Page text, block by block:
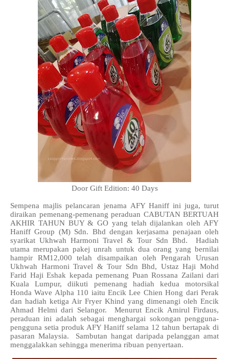
Door Gift Edition: 40 Days
Sempena majlis pelancaran jenama AFY Haniff ini juga, turut
diraikan pemenang-pemenang peraduan CABUTAN BERTUAH
AKHIR TAHUN BUY & GO yang telah dijalankan oleh AFY
Haniff Group (M) Sdn. Bhd dengan kerjasama penajaan oleh
syarikat Ukhwah Harmoni Travel & Tour Sdn Bhd. Hadiah
utama merupakan pakej unrah untuk dua orang yang bernilai
hampir RM12,000 telah disampaikan oleh Pengarah Urusan
Ukhwah Harmoni Travel & Tour Sdn Bhd, Ustaz Haji Mohd
Farid Haji Eshak kepada pemenang Puan Rossana Zailani dari
Kuala Lumpur, diikuti pemenang hadiah kedua motorsikal
Honda Wave Alpha 110 iaitu Encik Lee Chien Hong dari Perak
dan hadiah ketiga Air Fryer Khind yang dimenangi oleh Encik
Ahmad Helmi dari Selangor. Menurut Encik Amirul Firdaus,
peraduan ini adalah sebagai menghargai sokongan pengguna-
pengguna setia produk AFY Haniff selama 12 tahun bertapak di
pasaran Malaysia. Sambutan hangat daripada pelanggan amat
menggalakkan sehingga menerima ribuan penyertaan.